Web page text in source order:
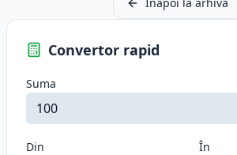
Convertor rapid
Suma
Din
În